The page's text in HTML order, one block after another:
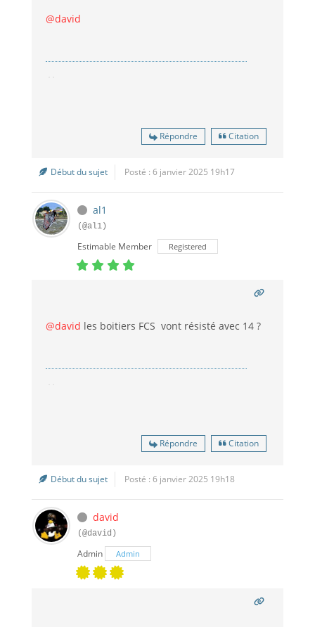
@david
Répondre Citation
Début du sujet Posté : 6 janvier 2025 19h17
al1
(@al1)
Estimable Member Registered
@david les boitiers FCS vont résisté avec 14 ?
Répondre Citation
Début du sujet Posté : 6 janvier 2025 19h18
david
(@david)
Admin Admin